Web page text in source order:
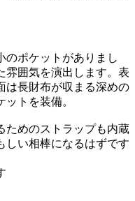
のポケットがありまし
雰囲気を演出します。表
は長財布が収まる深めの
トを装備。
ためのストラップも内蔵
しい相棒になるはずです